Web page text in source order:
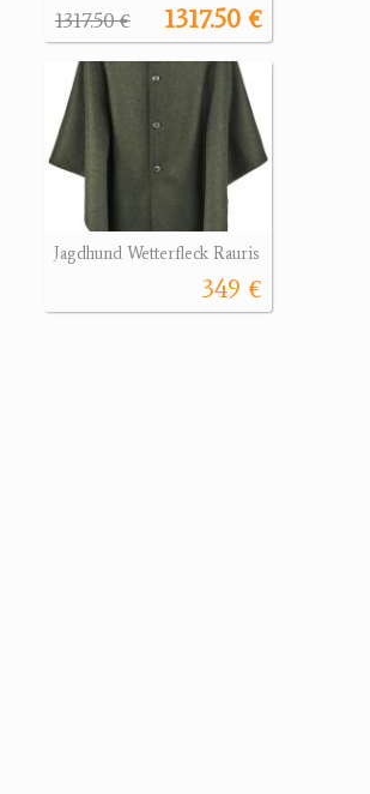
1317.50 €
1317.50 €
Jagdhund Wetterfleck Rauris
349 €